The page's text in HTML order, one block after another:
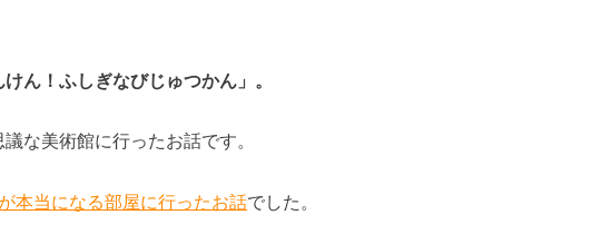
けん！ふしぎなびじゅつかん」。
な美術館に行ったお話です。
本当になる部屋に行ったお話でした。